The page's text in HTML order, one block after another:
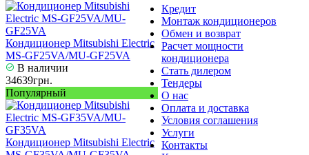
Кондиционер Mitsubishi Electric
MS-GF25VA/MU-GF25VA
В наличии
34639грн.
Популярный
Кондиционер Mitsubishi Electric
Кредит
Монтаж кондиционеров
Обмен и возврат
Расчет мощности
кондиционера
Стать дилером
Тендеры
О нас
Оплата и доставка
Условия соглашения
Услуги
Контакты